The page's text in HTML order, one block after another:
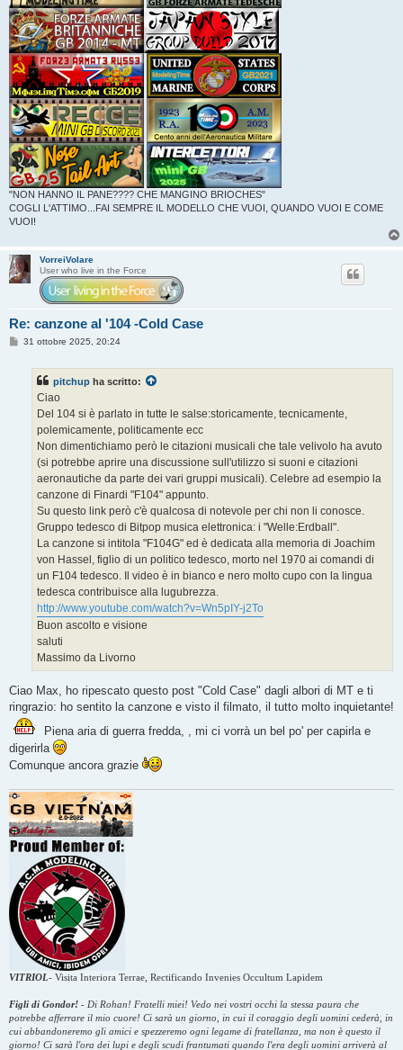
"NON HANNO IL PANE???? CHE MANGINO BRIOCHES"
COGLI L'ATTIMO...FAI SEMPRE IL MODELLO CHE VUOI, QUANDO VUOI E COME
VUOI!
VorreiVolare
User who live in the Force
Re: canzone al '104 -Cold Case
M31 ottobre 2025, 20:24
pitchup ha scritto:
Ciao
Del 104 si è parlato in tutte le salse:storicamente, tecnicamente,
polemicamente, politicamente ecc
Non dimentichiamo però le citazioni musicali che tale velivolo ha avuto
(si potrebbe aprire una discussione sull'utilizzo si suoni e citazioni
aeronautiche da parte dei vari gruppi musicali). Celebre ad esempio la
canzone di Finardi "F104" appunto.
Su questo link però c'è qualcosa di notevole per chi non li conosce.
Gruppo tedesco di Bitpop musica elettronica: i "Welle:Erdball".
La canzone si intitola "F104G" ed è dedicata alla memoria di Joachim
von Hassel, figlio di un politico tedesco, morto nel 1970 ai comandi di
un F104 tedesco. Il video è in bianco e nero molto cupo con la lingua
tedesca contribuisce alla lugubrezza.
http://www.youtube.com/watch?v=Wn5pIY-j2To
Buon ascolto e visione
saluti
Massimo da Livorno
Ciao Max, ho ripescato questo post "Cold Case" dagli albori di MT e ti
ringrazio: ho sentito la canzone e visto il filmato, il tutto molto inquietante!
Piena aria di guerra fredda, , mi ci vorrà un bel po' per capirla e
digerirla
Comunque ancora grazie
VITRIOL- Visita Interiora Terrae, Rectificando Invenies Occultum Lapidem
Figli di Gondor! - Di Rohan! Fratelli miei! Vedo nei vostri occhi la stessa paura che
potrebbe afferrare il mio cuore! Ci sarà un giorno, in cui il coraggio degli uomini cederà, in
cui abbandoneremo gli amici e spezzeremo ogni legame di fratellanza, ma non è questo il
giorno! Ci sarà l'ora dei lupi e degli scudi frantumati quando l'era degli uomini arriverà al